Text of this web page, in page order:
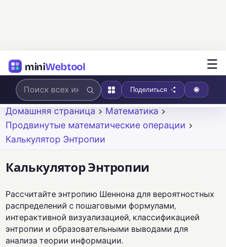
miniWebtool ☰
Поделиться
Домашняя страница > Математика >
Продвинутые математические операции >
Калькулятор Энтропии
Калькулятор Энтропии
Рассчитайте энтропию Шеннона для вероятностных
распределений с пошаговыми формулами,
интерактивной визуализацией, классификацией
энтропии и образовательными выводами для
анализа теории информации.